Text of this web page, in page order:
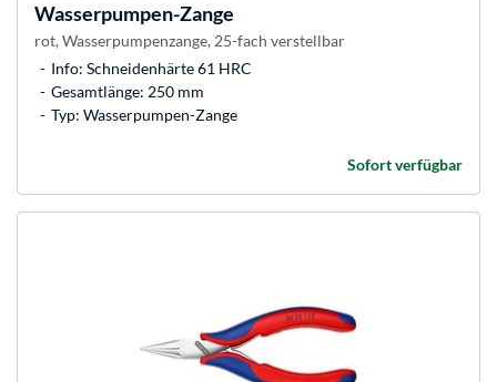
Wasserpumpen-Zange
rot, Wasserpumpenzange, 25-fach verstellbar
Info: Schneidenhärte 61 HRC
Gesamtlänge: 250 mm
Typ: Wasserpumpen-Zange
Sofort verfügbar